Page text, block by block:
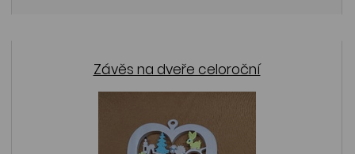
Závěs na dveře celoroční